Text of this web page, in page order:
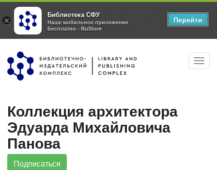
Перейти
основному
Коллекция архитектора
Эдуарда Михайловича
Панова
Подписаться
×
Библиотека СФУ
Наше мобильное приложение
Бесплатно - RuStore
Перейти